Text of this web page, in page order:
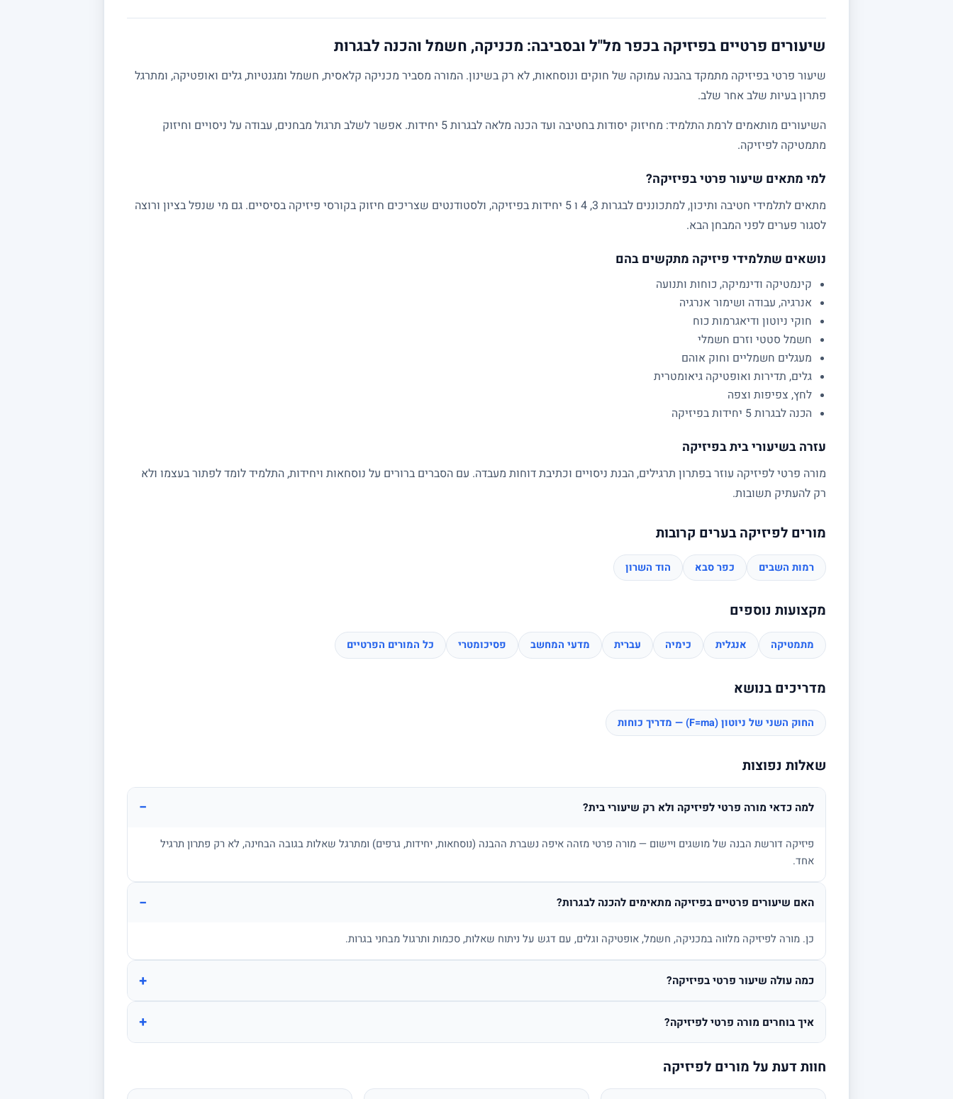
שיעורים פרטיים בפיזיקה בכפר מל"ל ובסביבה: מכניקה, חשמל והכנה לבגרות
שיעור פרטי בפיזיקה מתמקד בהבנה עמוקה של חוקים ונוסחאות, לא רק בשינון. המורה מסביר מכניקה קלאסית, חשמל ומגנטיות, גלים ואופטיקה, ומתרגל
פתרון בעיות שלב אחר שלב.
השיעורים מותאמים לרמת התלמיד: מחיזוק יסודות בחטיבה ועד הכנה מלאה לבגרות 5 יחידות. אפשר לשלב תרגול מבחנים, עבודה על ניסויים וחיזוק
מתמטיקה לפיזיקה.
למי מתאים שיעור פרטי בפיזיקה?
מתאים לתלמידי חטיבה ותיכון, למתכוננים לבגרות 3, 4 ו 5 יחידות בפיזיקה, ולסטודנטים שצריכים חיזוק בקורסי פיזיקה בסיסיים. גם מי שנפל בציון ורוצה
לסגור פערים לפני המבחן הבא.
נושאים שתלמידי פיזיקה מתקשים בהם
קינמטיקה ודינמיקה, כוחות ותנועה
אנרגיה, עבודה ושימור אנרגיה
חוקי ניוטון ודיאגרמות כוח
חשמל סטטי וזרם חשמלי
מעגלים חשמליים וחוק אוהם
גלים, תדירות ואופטיקה גיאומטרית
לחץ, צפיפות וצפה
הכנה לבגרות 5 יחידות בפיזיקה
עזרה בשיעורי בית בפיזיקה
מורה פרטי לפיזיקה עוזר בפתרון תרגילים, הבנת ניסויים וכתיבת דוחות מעבדה. עם הסברים ברורים על נוסחאות ויחידות, התלמיד לומד לפתור בעצמו ולא
רק להעתיק תשובות.
מורים לפיזיקה בערים קרובות
רמות השבים כפר סבא הוד השרון
מקצועות נוספים
מתמטיקה אנגלית כימיה עברית מדעי המחשב פסיכומטרי כל המורים הפרטיים
מדריכים בנושא
החוק השני של ניוטון (F=ma) — מדריך כוחות
שאלות נפוצות
למה כדאי מורה פרטי לפיזיקה ולא רק שיעורי בית? −
פיזיקה דורשת הבנה של מושגים ויישום — מורה פרטי מזהה איפה נשברת ההבנה (נוסחאות, יחידות, גרפים) ומתרגל שאלות בגובה הבחינה, לא רק פתרון תרגיל
אחד.
האם שיעורים פרטיים בפיזיקה מתאימים להכנה לבגרות? −
כן. מורה לפיזיקה מלווה במכניקה, חשמל, אופטיקה וגלים, עם דגש על ניתוח שאלות, סכמות ותרגול מבחני בגרות.
כמה עולה שיעור פרטי בפיזיקה? +
איך בוחרים מורה פרטי לפיזיקה? +
חוות דעת על מורים לפיזיקה